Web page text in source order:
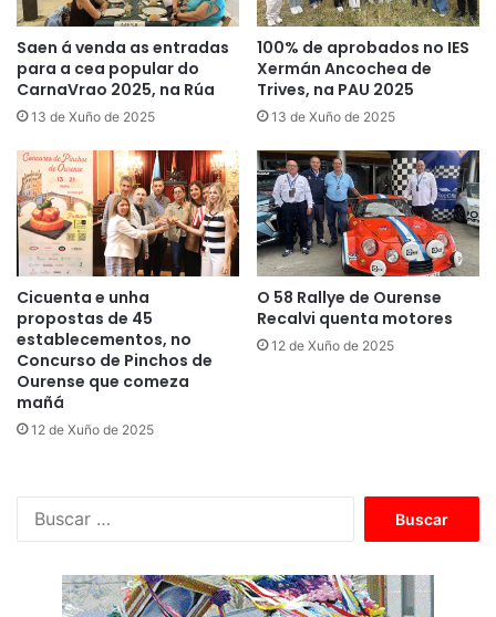
Saen á venda as entradas
para a cea popular do
CarnaVrao 2025, na Rúa
13 de Xuño de 2025
100% de aprobados no IES
Xermán Ancochea de
Trives, na PAU 2025
13 de Xuño de 2025
Cicuenta e unha
propostas de 45
establecementos, no
Concurso de Pinchos de
Ourense que comeza
mañá
12 de Xuño de 2025
O 58 Rallye de Ourense
Recalvi quenta motores
12 de Xuño de 2025
c
a